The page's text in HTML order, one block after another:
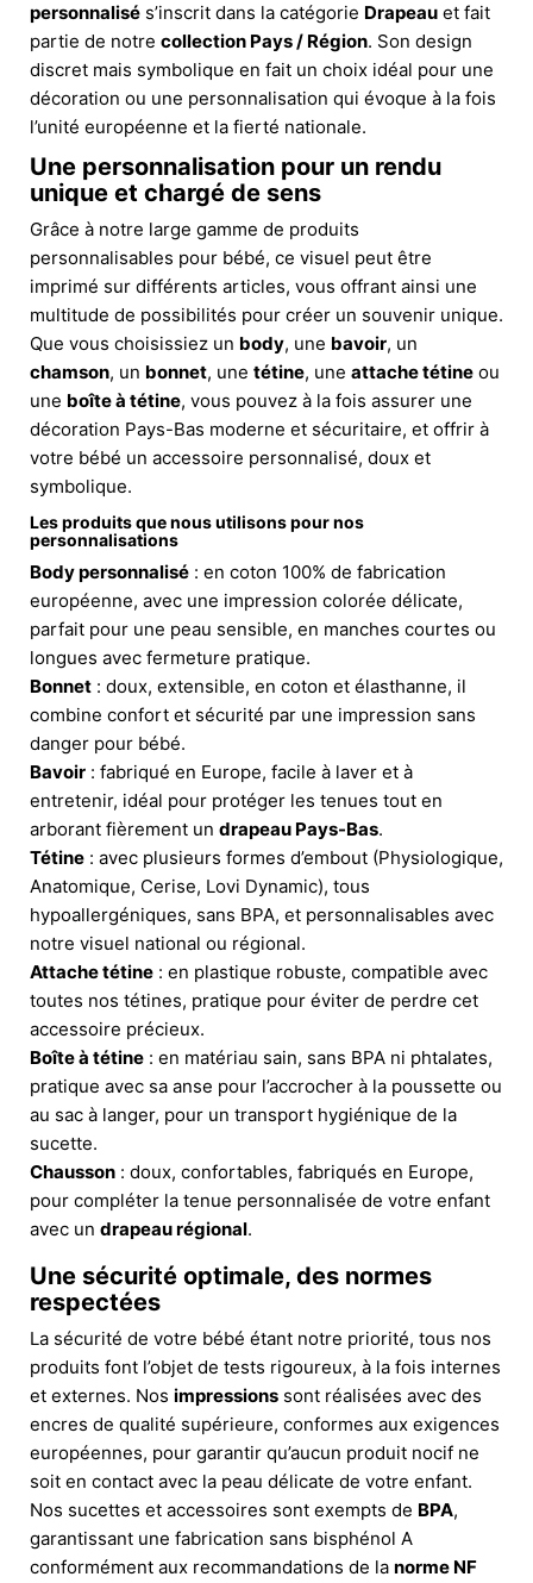
personnalisé s’inscrit dans la catégorie Drapeau et fait
partie de notre collection Pays / Région. Son design
discret mais symbolique en fait un choix idéal pour une
décoration ou une personnalisation qui évoque à la fois
l’unité européenne et la fierté nationale.
Une personnalisation pour un rendu
unique et chargé de sens
Grâce à notre large gamme de produits
personnalisables pour bébé, ce visuel peut être
imprimé sur différents articles, vous offrant ainsi une
multitude de possibilités pour créer un souvenir unique.
Que vous choisissiez un body, une bavoir, un
chamson, un bonnet, une tétine, une attache tétine ou
une boîte à tétine, vous pouvez à la fois assurer une
décoration Pays-Bas moderne et sécuritaire, et offrir à
votre bébé un accessoire personnalisé, doux et
symbolique.
Les produits que nous utilisons pour nos
personnalisations
Body personnalisé : en coton 100% de fabrication
européenne, avec une impression colorée délicate,
parfait pour une peau sensible, en manches courtes ou
longues avec fermeture pratique.
Bonnet : doux, extensible, en coton et élasthanne, il
combine confort et sécurité par une impression sans
danger pour bébé.
Bavoir : fabriqué en Europe, facile à laver et à
entretenir, idéal pour protéger les tenues tout en
arborant fièrement un drapeau Pays-Bas.
Tétine : avec plusieurs formes d’embout (Physiologique,
Anatomique, Cerise, Lovi Dynamic), tous
hypoallergéniques, sans BPA, et personnalisables avec
notre visuel national ou régional.
Attache tétine : en plastique robuste, compatible avec
toutes nos tétines, pratique pour éviter de perdre cet
accessoire précieux.
Boîte à tétine : en matériau sain, sans BPA ni phtalates,
pratique avec sa anse pour l’accrocher à la poussette ou
au sac à langer, pour un transport hygiénique de la
sucette.
Chausson : doux, confortables, fabriqués en Europe,
pour compléter la tenue personnalisée de votre enfant
avec un drapeau régional.
Une sécurité optimale, des normes
respectées
La sécurité de votre bébé étant notre priorité, tous nos
produits font l’objet de tests rigoureux, à la fois internes
et externes. Nos impressions sont réalisées avec des
encres de qualité supérieure, conformes aux exigences
européennes, pour garantir qu’aucun produit nocif ne
soit en contact avec la peau délicate de votre enfant.
Nos sucettes et accessoires sont exempts de BPA,
garantissant une fabrication sans bisphénol A
conformément aux recommandations de la norme NF